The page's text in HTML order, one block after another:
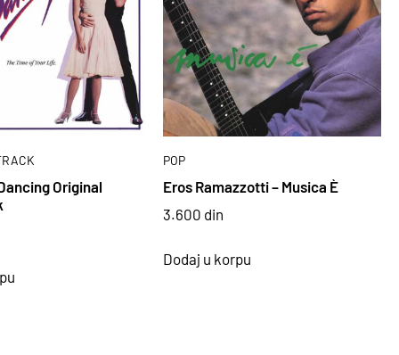
Original
POP
Eros Ramazzotti – Musica È
3.600 din
Dodaj u korpu